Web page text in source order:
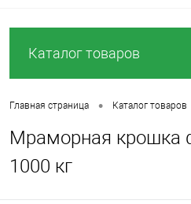
Каталог товаров
Главная страница • Каталог товаров
Мраморная крошка
1000 кг